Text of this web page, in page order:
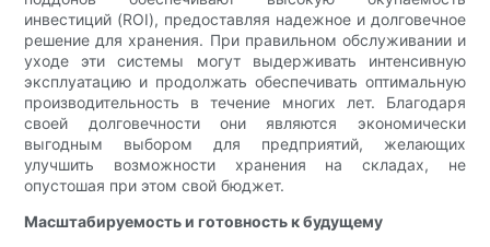
инвестиций (ROI), предоставляя надежное и долговечное
решение для хранения. При правильном обслуживании и
уходе эти системы могут выдерживать интенсивную
эксплуатацию и продолжать обеспечивать оптимальную
производительность в течение многих лет. Благодаря
своей долговечности они являются экономически
выгодным выбором для предприятий, желающих
улучшить возможности хранения на складах, не
опустошая при этом свой бюджет.
Масштабируемость и готовность к будущему